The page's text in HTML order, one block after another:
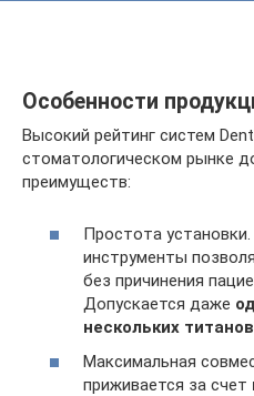
Особенности
Высокий рейтинг систем
стоматологическом рынке
преимуществ:
Простота
инструменты
без причинения
Допускается даже
нескольких
Максимальная
приживается за счет